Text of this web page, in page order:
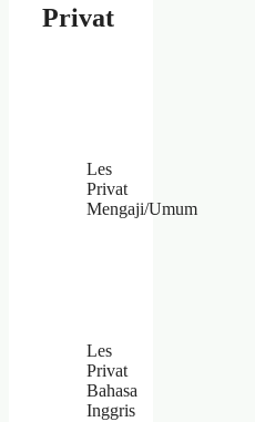
Privat
Les
Privat
Mengaji/Umum
Les
Privat
Bahasa
Inggris